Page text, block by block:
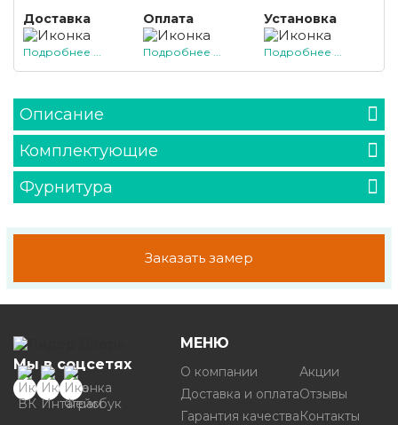
Доставка
Подробнее ...
Оплата
Подробнее ...
Установка
Подробнее ...
Описание
Комплектующие
Фурнитура
Заказать замер
Мы в соцсетях
МЕНЮ
О компании
Доставка и оплата
Гарантия качества
Акции
Отзывы
Контакты